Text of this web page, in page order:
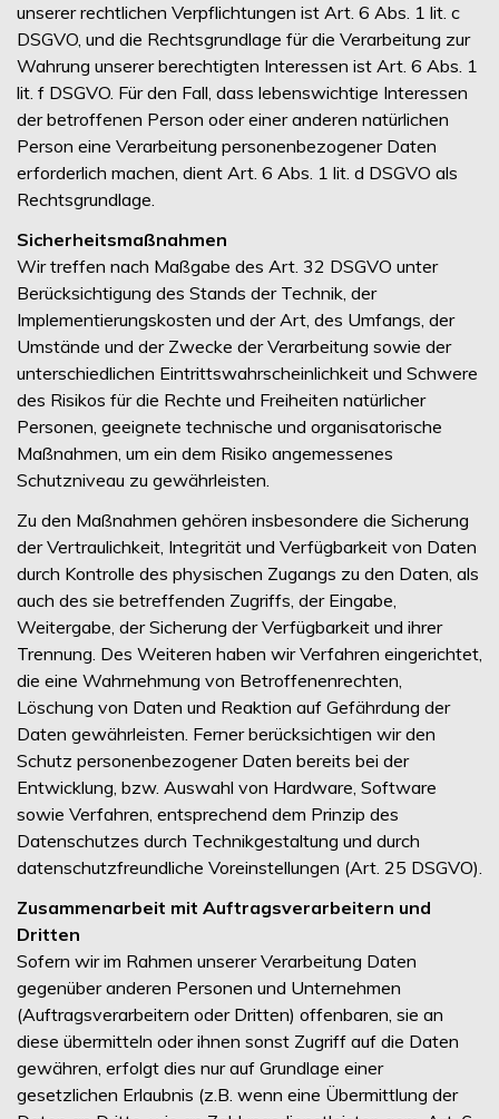
unserer rechtlichen Verpflichtungen ist Art. 6 Abs. 1 lit. c
DSGVO, und die Rechtsgrundlage für die Verarbeitung zur
Wahrung unserer berechtigten Interessen ist Art. 6 Abs. 1
lit. f DSGVO. Für den Fall, dass lebenswichtige Interessen
der betroffenen Person oder einer anderen natürlichen
Person eine Verarbeitung personenbezogener Daten
erforderlich machen, dient Art. 6 Abs. 1 lit. d DSGVO als
Rechtsgrundlage.
Sicherheitsmaßnahmen
Wir treffen nach Maßgabe des Art. 32 DSGVO unter
Berücksichtigung des Stands der Technik, der
Implementierungskosten und der Art, des Umfangs, der
Umstände und der Zwecke der Verarbeitung sowie der
unterschiedlichen Eintrittswahrscheinlichkeit und Schwere
des Risikos für die Rechte und Freiheiten natürlicher
Personen, geeignete technische und organisatorische
Maßnahmen, um ein dem Risiko angemessenes
Schutzniveau zu gewährleisten.
Zu den Maßnahmen gehören insbesondere die Sicherung
der Vertraulichkeit, Integrität und Verfügbarkeit von Daten
durch Kontrolle des physischen Zugangs zu den Daten, als
auch des sie betreffenden Zugriffs, der Eingabe,
Weitergabe, der Sicherung der Verfügbarkeit und ihrer
Trennung. Des Weiteren haben wir Verfahren eingerichtet,
die eine Wahrnehmung von Betroffenenrechten,
Löschung von Daten und Reaktion auf Gefährdung der
Daten gewährleisten. Ferner berücksichtigen wir den
Schutz personenbezogener Daten bereits bei der
Entwicklung, bzw. Auswahl von Hardware, Software
sowie Verfahren, entsprechend dem Prinzip des
Datenschutzes durch Technikgestaltung und durch
datenschutzfreundliche Voreinstellungen (Art. 25 DSGVO).
Zusammenarbeit mit Auftragsverarbeitern und
Dritten
Sofern wir im Rahmen unserer Verarbeitung Daten
gegenüber anderen Personen und Unternehmen
(Auftragsverarbeitern oder Dritten) offenbaren, sie an
diese übermitteln oder ihnen sonst Zugriff auf die Daten
gewähren, erfolgt dies nur auf Grundlage einer
gesetzlichen Erlaubnis (z.B. wenn eine Übermittlung der